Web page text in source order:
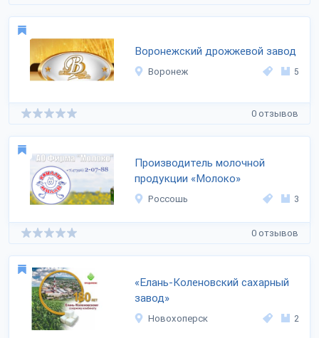
Воронежский дрожжевой завод
Воронеж 5
0 отзывов
Производитель молочной
продукции «Молоко»
Россошь 3
0 отзывов
«Елань-Коленовский сахарный
завод»
Новохоперск 2